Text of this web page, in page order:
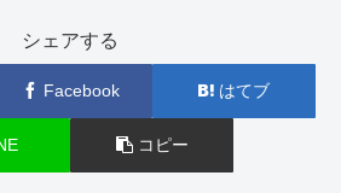
シェアする
Facebook はてブ
コピー